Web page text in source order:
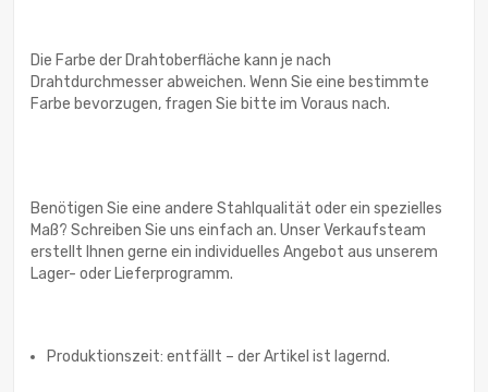
Die Farbe der Drahtoberfläche kann je nach
Drahtdurchmesser abweichen. Wenn Sie eine bestimmte
Farbe bevorzugen, fragen Sie bitte im Voraus nach.
Benötigen Sie eine andere Stahlqualität oder ein spezielles
Maß? Schreiben Sie uns einfach an. Unser Verkaufsteam
erstellt Ihnen gerne ein individuelles Angebot aus unserem
Lager- oder Lieferprogramm.
Produktionszeit: entfällt – der Artikel ist lagernd.